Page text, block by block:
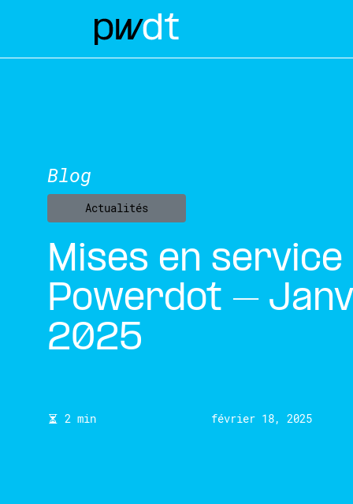
Blog
Actualités
Mises en service
Powerdot –
2025
2 min février 18, 2025